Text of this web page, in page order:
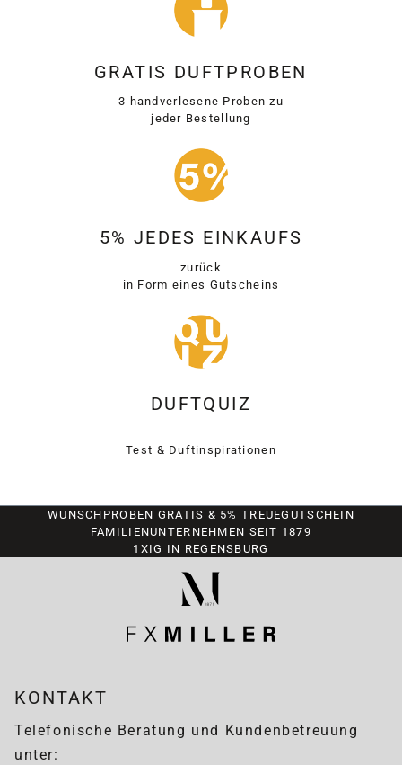
GRATIS DUFTPROBEN
3 handverlesene Proben zu
jeder Bestellung
5% JEDES EINKAUFS
zurück
in Form eines Gutscheins
DUFTQUIZ
Test & Duftinspirationen
WUNSCHPROBEN GRATIS & 5% TREUEGUTSCHEIN
FAMILIENUNTERNEHMEN SEIT 1879
1XIG IN REGENSBURG
KONTAKT
Telefonische Beratung und Kundenbetreuung
unter: